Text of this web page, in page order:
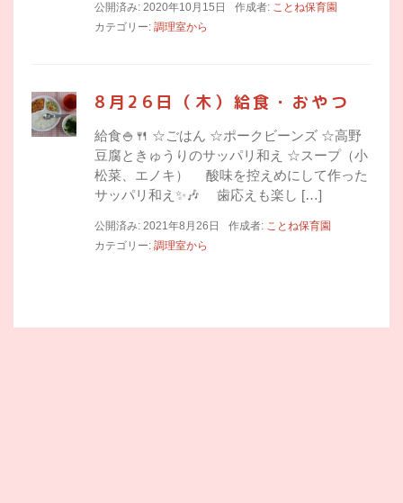
公開済み: 2020年10月15日 作成者: ことね保育園
カテゴリー: 調理室から
8月26日（木）給食・おやつ
給食🍚🍴 ☆ごはん ☆ポークビーンズ ☆高野
豆腐ときゅうりのサッパリ和え ☆スープ（小
松菜、エノキ） 酸味を控えめにして作った
サッパリ和え✨🎶 歯応えも楽し […]
公開済み: 2021年8月26日 作成者: ことね保育園
カテゴリー: 調理室から